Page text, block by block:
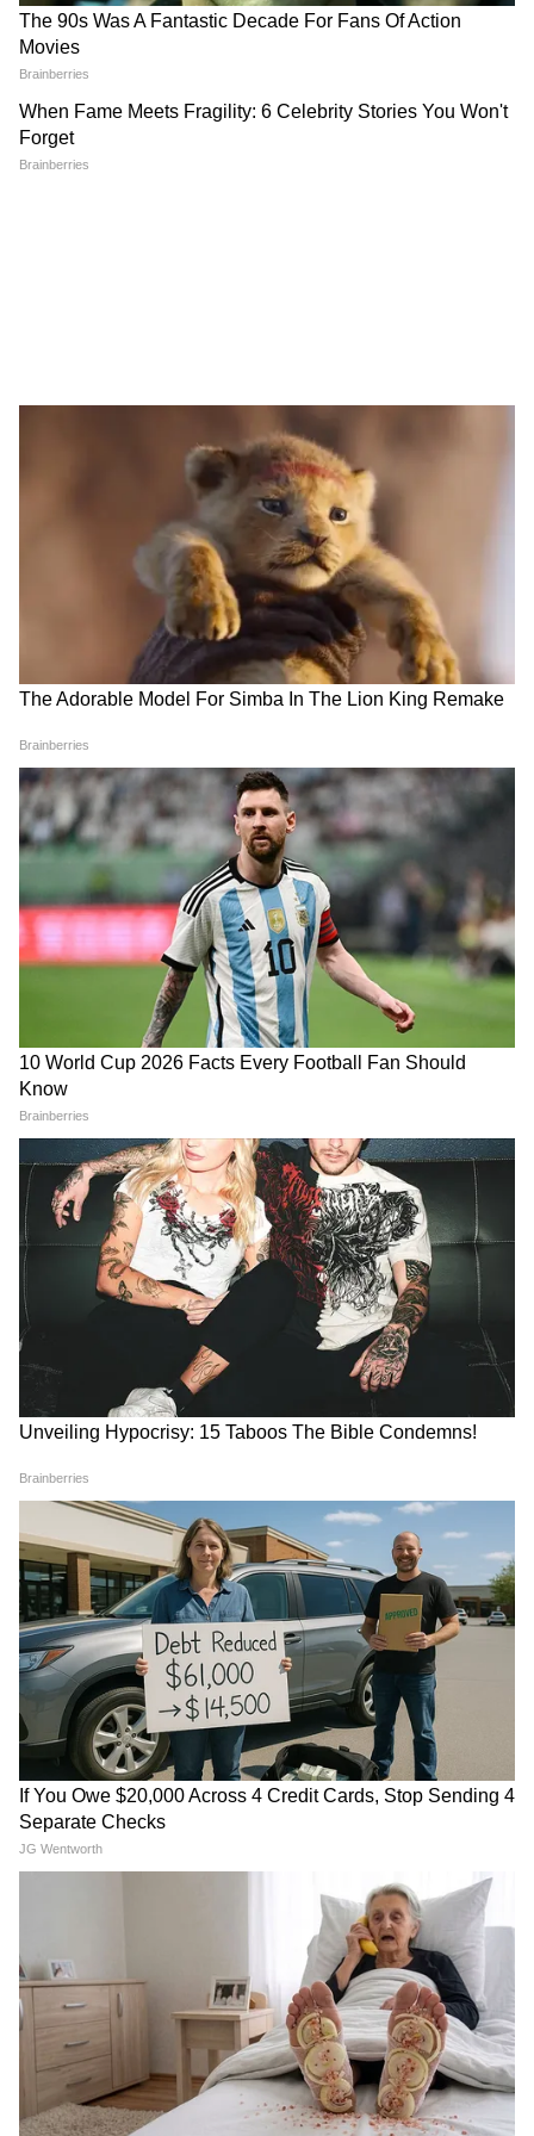
Gen Z ईमानदार है, सिस्टम सुधार
के लिए आंदोलन हो: RSS चीफ
मोहन भागवत
आरक्षण में आय-आधारित कोटे का
LATEST VIDEOS